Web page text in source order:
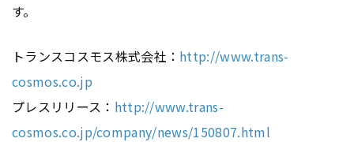
す。
トランスコスモス株式会社： http://www.trans-
cosmos.co.jp
プレスリリース： http://www.trans-
cosmos.co.jp/company/news/150807.html